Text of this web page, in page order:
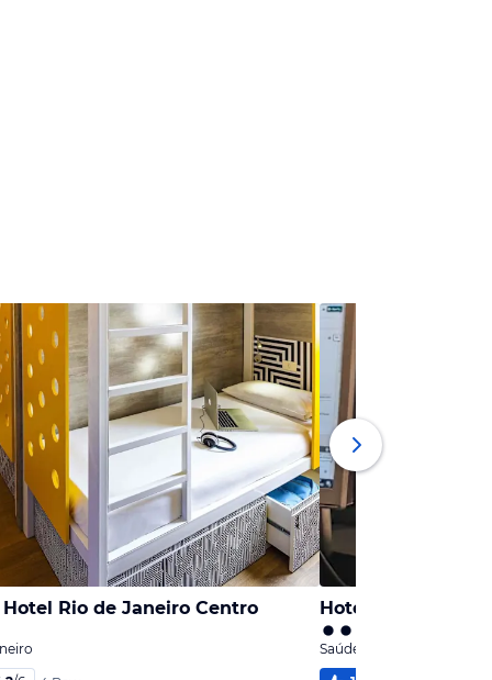
Rio de Janeiro Centro Hotel Ibis Rio De
Saúde, Rio de Janeiro